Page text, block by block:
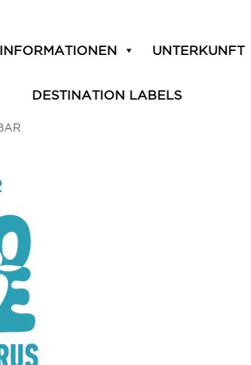
UNTERKUNFT
DESTINATION LABELS